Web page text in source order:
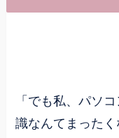
「でも私、パソ
識なんてまったく